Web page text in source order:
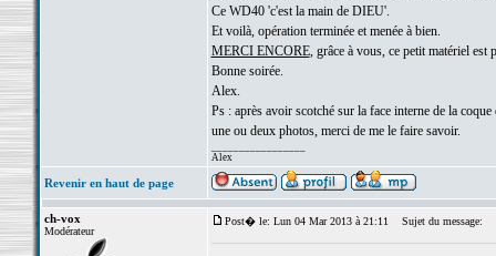
Ce WD40 'c'est la main de DIEU'.
Et voilà, opération terminée et menée à bien.
MERCI ENCORE, grâce à vous, ce petit matériel est
Bonne soirée.
Alex.
Ps : après avoir scotché sur la face interne de la
une ou deux photos, merci de me le faire savoir.
Alex
Revenir en haut de page
ch-vox
Modérateur
Post� le: Lun 04 Mar 2013 à 21:11 Sujet du message: